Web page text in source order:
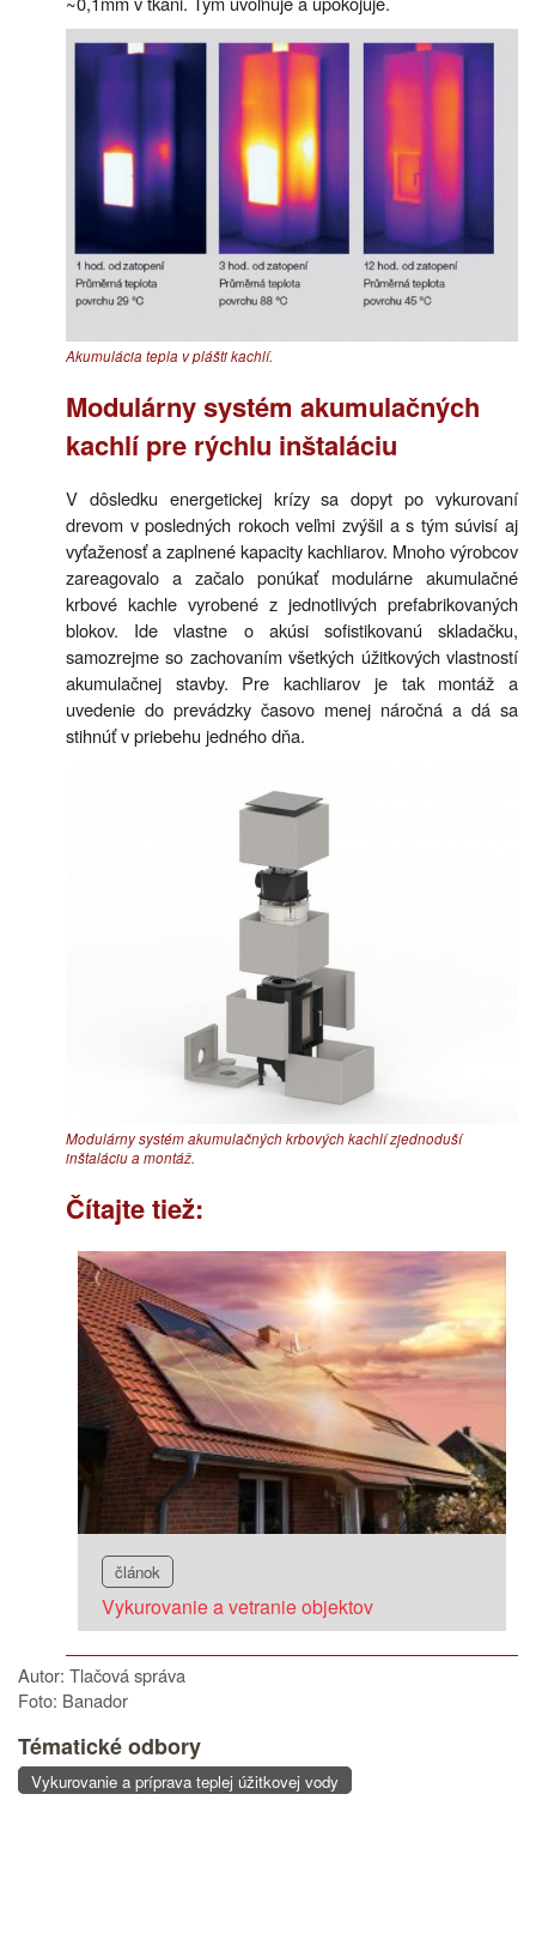
Akumulácia tepla v plášti kachlí.
Modulárny systém akumulačných
kachlí pre rýchlu inštaláciu
V dôsledku energetickej krízy sa dopyt po vykurovaní
drevom v posledných rokoch veľmi zvýšil a s tým súvisí aj
vyťaženosť a zaplnené kapacity kachliarov. Mnoho výrobcov
zareagovalo a začalo ponúkať modulárne akumulačné
krbové kachle vyrobené z jednotlivých prefabrikovaných
blokov. Ide vlastne o akúsi sofistikovanú skladačku,
samozrejme so zachovaním všetkých úžitkových vlastností
akumulačnej stavby. Pre kachliarov je tak montáž a
uvedenie do prevádzky časovo menej náročná a dá sa
stihnúť v priebehu jedného dňa.
Modulárny systém akumulačných krbových kachlí zjednoduší
inštaláciu a montáž.
Čítajte tiež:
článok
Vykurovanie a vetranie objektov
Autor: Tlačová správa
Foto: Banador
Tématické odbory
Vykurovanie a príprava teplej úžitkovej vody